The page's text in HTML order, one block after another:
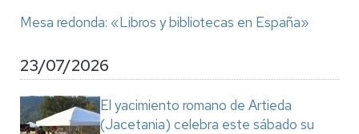
Mesa redonda: «Libros y bibliotecas en España»
23/07/2026
El yacimiento romano de Artieda
(Jacetania) celebra este sábado su